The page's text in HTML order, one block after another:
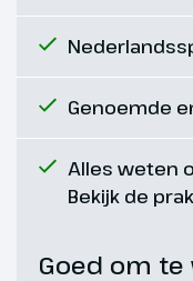
Dag 6
Genoemde
Alles weten
Bekijk de
Goed om